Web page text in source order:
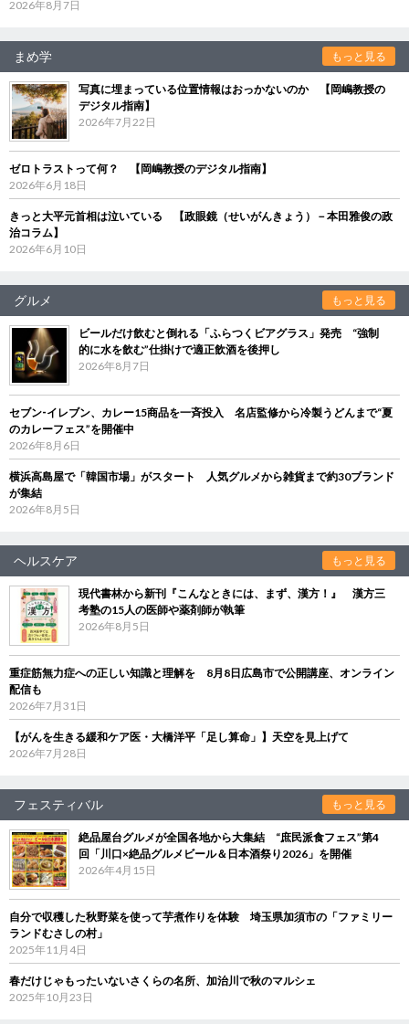
2026年8月7日
まめ学 もっと見る
写真に埋まっている位置情報はおっかないのか 【岡嶋教授の
デジタル指南】
2026年7月22日
ゼロトラストって何？ 【岡嶋教授のデジタル指南】
2026年6月18日
きっと大平元首相は泣いている 【政眼鏡（せいがんきょう）－本田雅俊の政
治コラム】
2026年6月10日
グルメ もっと見る
ビールだけ飲むと倒れる「ふらつくビアグラス」発売 “強制
的に水を飲む”仕掛けで適正飲酒を後押し
2026年8月7日
セブン‐イレブン、カレー15商品を一斉投入 名店監修から冷製うどんまで“夏
のカレーフェス”を開催中
2026年8月6日
横浜高島屋で「韓国市場」がスタート 人気グルメから雑貨まで約30ブランド
が集結
2026年8月5日
ヘルスケア もっと見る
現代書林から新刊『こんなときには、まず、漢方！』 漢方三
考塾の15人の医師や薬剤師が執筆
2026年8月5日
重症筋無力症への正しい知識と理解を 8月8日広島市で公開講座、オンライン
配信も
2026年7月31日
【がんを生きる緩和ケア医・大橋洋平「足し算命」】天空を見上げて
2026年7月28日
フェスティバル もっと見る
絶品屋台グルメが全国各地から大集結 “庶民派食フェス”第4
回「川口×絶品グルメビール＆日本酒祭り2026」を開催
2026年4月15日
自分で収穫した秋野菜を使って芋煮作りを体験 埼玉県加須市の「ファミリー
ランドむさしの村」
2025年11月4日
春だけじゃもったいないさくらの名所、加治川で秋のマルシェ
2025年10月23日